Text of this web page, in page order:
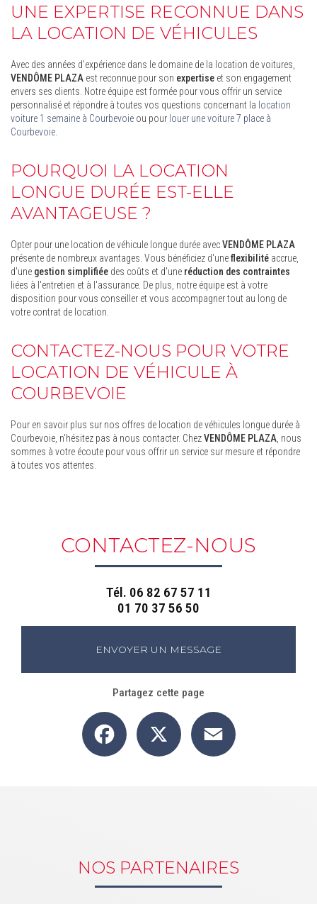
UNE EXPERTISE RECONNUE DANS
LA LOCATION DE VÉHICULES
Avec des années d'expérience dans le domaine de la location de voitures,
VENDÔME PLAZA est reconnue pour son expertise et son engagement
envers ses clients. Notre équipe est formée pour vous offrir un service
personnalisé et répondre à toutes vos questions concernant la location
voiture 1 semaine à Courbevoie ou pour louer une voiture 7 place à
Courbevoie
POURQUOI LA LOCATION
LONGUE DURÉE EST-ELLE
AVANTAGEUSE ?
Opter pour une location de véhicule longue durée avecVENDÔME PLAZA
présente de nombreux avantages. Vous bénéficiez d'uneflexibilité accrue,
d'une gestion simplifiée des coûts et d'une réduction des contraintes
liées à l'entretien et à l'assurance. De plus, notre équipe est à votre
disposition pour vous conseiller et vous accompagner tout au long de
votre contrat de location.
CONTACTEZ-NOUS POUR VOTRE
LOCATION DE VÉHICULE À
COURBEVOIE
Pour en savoir plus sur nos offres de location de véhicules longue durée à
Courbevoie, n'hésitez pas à nous contacter. ChezVENDÔME PLAZA , nous
sommes à votre écoute pour vous offrir un service sur mesure et répondre
à toutes vos attentes.
CONTACTEZ-NOUS
Tél. 06 82 67 57 11
01 70 37 56 50
ENVOYER UN MESSAGE
Partagez cette page
Facebook
NOS PARTENAIRES